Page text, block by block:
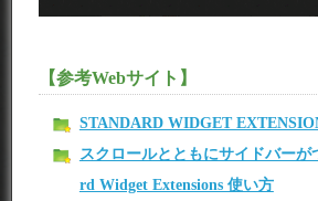
【参考Webサイト】
STANDARD WIDGET
スクロールとともにサイドバーが
rd Widget Extensions 使い方